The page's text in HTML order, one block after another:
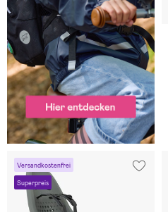
Versandkostenfrei
Superpreis